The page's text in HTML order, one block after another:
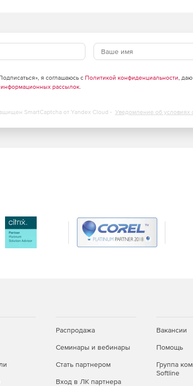
на рабочую станцию для
станцию для университетов.
интерфейс V-Ray GUI, один
универсальный узел визуализации V-Ray
FD Simulation Node, поэтому
хост-платформах.
что и коммерческие, и могут
быть использованы для какой-либо
я соглашаюсь с Политикой конфиденциальности, даю
рассылок.
SmartCaptcha от Yandex Cloud - Уведомление об условиях
Распродажа
Семинары и вебинары
Стать партнером
Вход в ЛК партнера
Вакансии
Помощь
Группа
Softline